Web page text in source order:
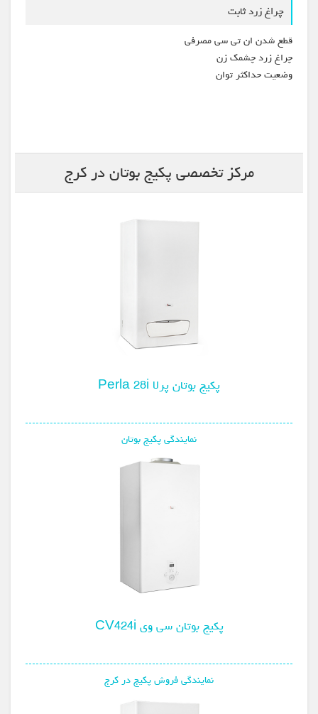
چراغ زرد ثابت
قطع شدن ان تی سی مصرفی
چراغ زرد چشمک زن
وضعیت حداکثر توان
مرکز تخصصی پکیج بوتان در کرج
پکیج بوتان پرلا Perla 28i
نمایندگی پکیج بوتان
پکیج بوتان سی وی CV424i
نمایندگی فروش پکیج در کرج